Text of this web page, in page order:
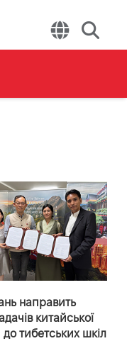
направить
китайської
тибетських шкіл